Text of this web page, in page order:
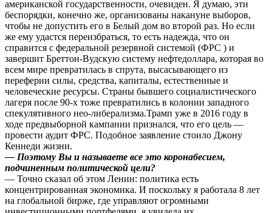
американской государственности, очевиден. Я думаю, эти
беспорядки, конечно же, организованы накануне выборов,
чтобы не допустить его в Белый дом во второй раз. Но если
же ему удастся переизбраться, то есть надежда, что он
справится с федеральной резервной системой (ФРС ) и
завершит Бреттон-Вудскую систему нефтедоллара, которая во
всем мире превратилась в спрута, высасывающего из
переферии силы, средства, капиталы, естественные и
человеческие ресурсы. Страны бывшего социалистического
лагеря после 90-х тоже превратились в колонии западного
спекулятивного нео-либерализма.Трамп уже в 2016 году в
ходе предвыборной кампании признался, что его цель —
провести аудит ФРС. Подобное заявление стоило Джону
Кеннеди жизни.
— Поэтому Вы и называете все это коронабесием,
подчиненным политической цели?
— Точно сказал об этом Ленин: политика есть
концентрированная экономика. И поскольку я работала 8 лет
на глобальной бирже, где управляют огромными